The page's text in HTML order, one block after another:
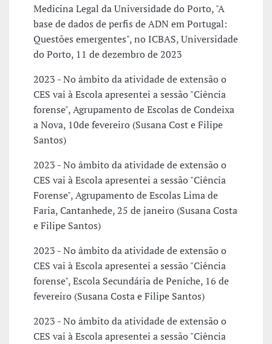
Medicina Legal da Universidade do Porto, "A
base de dados de perfis de ADN em Portugal:
Questões emergentes", no ICBAS, Universidade
do Porto, 11 de dezembro de 2023
2023 - No âmbito da atividade de extensão o
CES vai à Escola apresentei a sessão "Ciência
forense", Agrupamento de Escolas de Condeixa
a Nova, 10de fevereiro (Susana Cost e Filipe
Santos)
2023 - No âmbito da atividade de extensão o
CES vai à Escola apresentei a sessão "Ciência
Forense", Agrupamento de Escolas Lima de
Faria, Cantanhede, 25 de janeiro (Susana Costa
e Filipe Santos)
2023 - No âmbito da atividade de extensão o
CES vai à Escola apresentei a sessão "Ciência
forense", Escola Secundária de Peniche, 16 de
fevereiro (Susana Costa e Filipe Santos)
2023 - No âmbito da atividade de extensão o
CES vai à Escola apresentei a sessão "Ciência